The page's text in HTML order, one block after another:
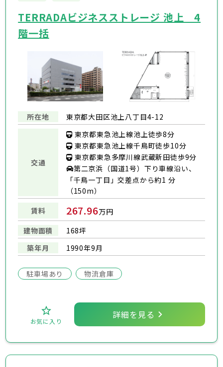
TERRADAビジネスストレージ 池上 4
階一括
所在地 東京都大田区池上八丁目4-12
交通
東京都東急池上線池上徒歩8分
東京都東急池上線千鳥町徒歩10分
東京都東急多摩川線武蔵新田徒歩9分
第二京浜（国道1号）下り車線沿い、
「千鳥一丁目」交差点から約1 分
（150m）
賃料
267.96万円
建物面積
168坪
築年月
1990年9月
駐車場あり 物流倉庫
お気に入り
詳細を見る